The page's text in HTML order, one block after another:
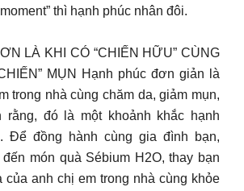
thì hạnh phúc nhân đôi.
LÀ KHI CÓ “CHIẾN HỮU” CÙNG
MỤN Hạnh phúc đơn giản là
trong nhà cùng chăm da, giảm mụn,
rằng, đó là một khoảnh khắc hạnh
Để đồng hành cùng gia đình bạn,
đến món quà Sébium H2O, thay bạn
của anh chị em trong nhà cùng khỏe